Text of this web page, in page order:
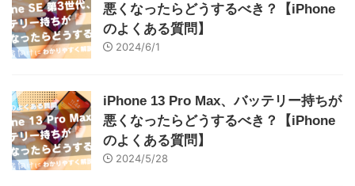
悪くなったらどうするべき？【iPhone
のよくある質問】
2024/6/1
iPhone 13 Pro Max、バッテリー持ちが
悪くなったらどうするべき？【iPhone
のよくある質問】
2024/5/28